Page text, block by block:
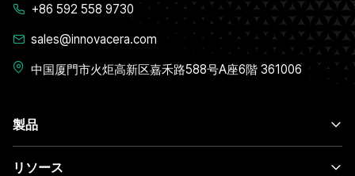
製品
リソース
+86 592 558 9730
sales@innovacera.com
中国厦門市火炬高新区嘉禾路588号A座6階 361006